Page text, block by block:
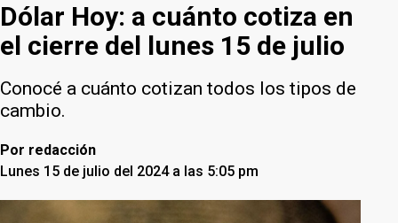
Dólar Hoy: a cuánto cotiza en
el cierre del lunes 15 de julio
Conocé a cuánto cotizan todos los tipos de
cambio.
Por redacción
Lunes 15 de julio del 2024 a las 5:05 pm